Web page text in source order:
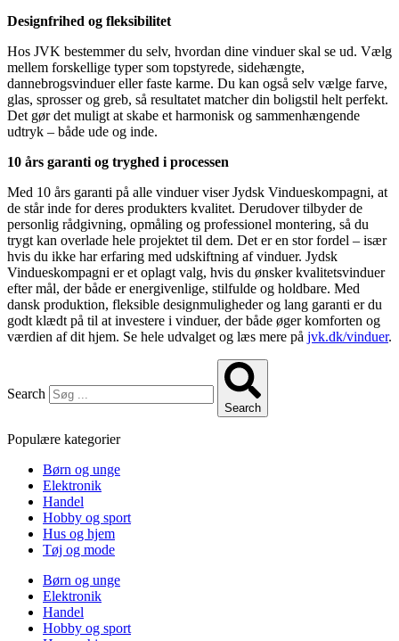
Designfrihed og fleksibilitet
Hos JVK bestemmer du selv, hvordan dine vinduer skal se ud. Vælg
mellem forskellige typer som topstyrede, sidehængte,
dannebrogsvinduer eller faste karme. Du kan også selv vælge farve,
glas, sprosser og greb, så resultatet matcher din boligstil helt perfekt.
Det gør det muligt at skabe et harmonisk og sammenhængende
udtryk – både ude og inde.
10 års garanti og tryghed i processen
Med 10 års garanti på alle vinduer viser Jydsk Vindueskompagni, at
de står inde for deres produkters kvalitet. Derudover tilbyder de
personlig rådgivning, opmåling og professionel montering, så du
trygt kan overlade hele projektet til dem. Det er en stor fordel – især
hvis du ikke har erfaring med udskiftning af vinduer. Jydsk
Vindueskompagni er et oplagt valg, hvis du ønsker kvalitetsvinduer
efter mål, der både er energivenlige, stilfulde og holdbare. Med
dansk produktion, fleksible designmuligheder og lang garanti er du
godt klædt på til at investere i vinduer, der både øger komforten og
værdien af dit hjem. Se hele udvalget og læs mere på jvk.dk/vinduer.
Search
Search
Populære kategorier
Børn og unge
Elektronik
Handel
Hobby og sport
Hus og hjem
Tøj og mode
Børn og unge
Elektronik
Handel
Hobby og sport